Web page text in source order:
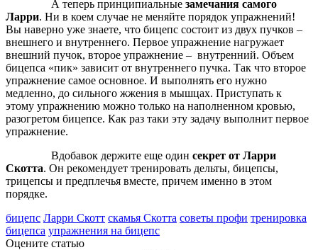
А теперь принципиальные замечания самого
Ларри. Ни в коем случае не меняйте порядок упражнений!
Вы наверно уже знаете, что бицепс состоит из двух пучков –
внешнего и внутреннего. Первое упражнение нагружает
внешний пучок, второе упражнение – внутренний. Объем
бицепса «пик» зависит от внутреннего пучка. Так что второе
упражнение самое основное. И выполнять его нужно
медленно, до сильного жжения в мышцах. Приступать к
этому упражнению можно только на наполненном кровью,
разогретом бицепсе. Как раз таки эту задачу выполнит первое
упражнение.
Вдобавок держите еще один секрет от Ларри
Скотта. Он рекомендует тренировать дельты, бицепсы,
трицепсы и предплечья вместе, причем именно в этом
порядке.
бицепс Ларри Скотт скамья Скотта советы профи тренировка
бицепса упражнения на бицепс
Оцените статью